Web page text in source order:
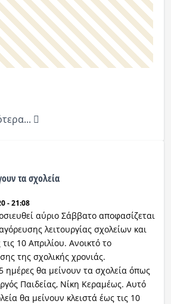
τα σχολεία
- 21:08
αύριο Σάββατο αποφασίζεται
λειτουργίας σχολείων και
10 Απριλίου. Ανοικτό το
της σχολικής χρονιάς.
ημέρες θα μείνουν τα σχολεία όπως
Παιδείας, Νίκη Κεραμέως. Αυτό
θα μείνουν κλειστά έως τις 10